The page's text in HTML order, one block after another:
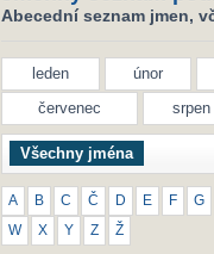
Abecední seznam jmen,
leden únor
červenec
srpen
Všechny jména
A B C Č D E F G
W X Y Z Ž